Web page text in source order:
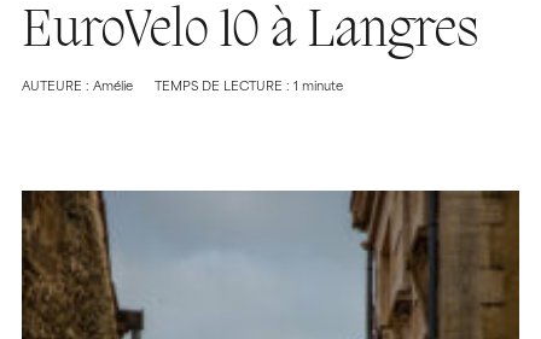
EuroVelo 10 à Langres
AUTEURE : Amélie TEMPS DE LECTURE : 1 minute